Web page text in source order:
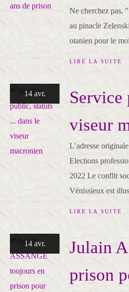
Ne cherchez pas,
au pinacle
otanien pour le
LIRE LA SUITE
14 avr.
Service
viseur
L’adresse
Elections
2022 Le conflit
Vénissieux est
LIRE LA SUITE
14 avr.
Julain
prison